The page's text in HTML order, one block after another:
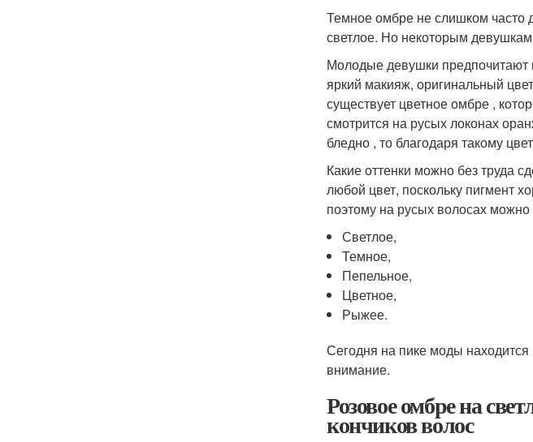
Темное омбре не слишком часто
светлое. Но некоторым
Молодые девушки предпочитают
яркий макияж, оригинальный
существует цветное омбре ,
смотрится на русых локонах
бледно , то благодаря такому
Какие оттенки можно без труда
любой цвет, поскольку пигмент
поэтому на русых волосах
Светлое,
Темное,
Пепельное,
Цветное,
Рыжее.
Сегодня на пике моды находится
внимание.
Розовое омбре на
кончиков волос